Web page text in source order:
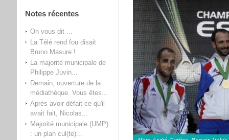
Notes récentes
On vous dit ...
La Télé rend fou disait
Bruno Masure !
La majorité municipale de
Philippe Juvin...
Demain, ouverture de la
médiathèque. Vous êtes...
Après avoir défait ce qu'il
avait fait, Nicolas...
Majorité municipale (UMP)
: un plan cul(te)...